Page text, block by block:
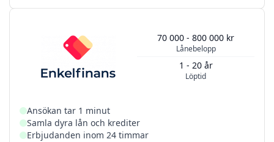
Lånebelopp
70 000 - 800 000 kr
Löptid
1 - 20 år
Ansökan tar 1 minut
Samla dyra lån och krediter
Erbjudanden inom 24 timmar